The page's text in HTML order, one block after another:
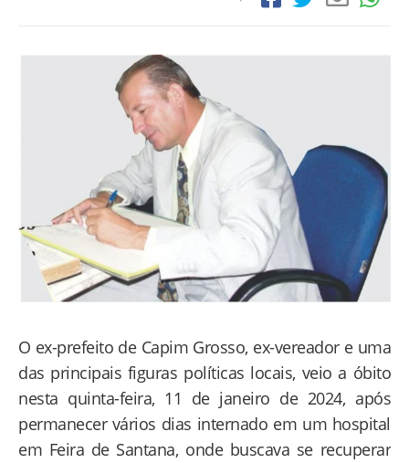
O ex-prefeito de Capim Grosso, ex-vereador e uma
das principais figuras políticas locais, veio a óbito
nesta quinta-feira, 11 de janeiro de 2024, após
permanecer vários dias internado em um hospital
em Feira de Santana, onde buscava se recuperar